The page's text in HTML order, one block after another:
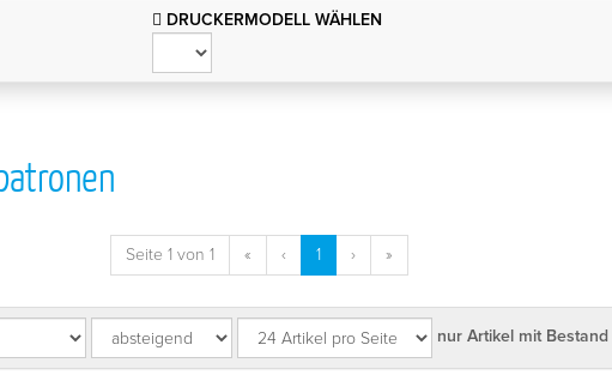
DRUCKERMODELL WÄHLEN
Seite 1 von 1 « ‹ 1 › »
nur Artikel mit Bestand